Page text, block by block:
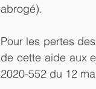
abrogé).
Pour les pertes
de cette aide aux
2020-552 du 12